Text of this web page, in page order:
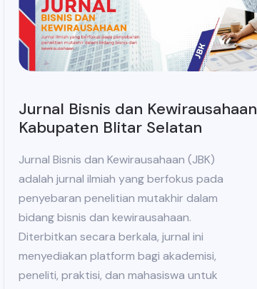
Jurnal Bisnis dan Kewirausahaan
Kabupaten Blitar Selatan
Jurnal Bisnis dan Kewirausahaan (JBK)
adalah jurnal ilmiah yang berfokus pada
penyebaran penelitian mutakhir dalam
bidang bisnis dan kewirausahaan.
Diterbitkan secara berkala, jurnal ini
menyediakan platform bagi akademisi,
peneliti, praktisi, dan mahasiswa untuk